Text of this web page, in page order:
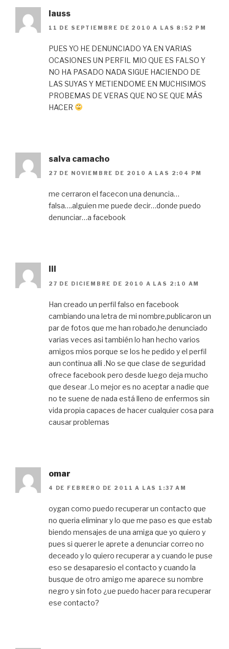
lauss
11 DE SEPTIEMBRE DE 2010 A LAS 8:52 PM
PUES YO HE DENUNCIADO YA EN VARIAS
OCASIONES UN PERFIL MIO QUE ES FALSO Y
NO HA PASADO NADA SIGUE HACIENDO DE
LAS SUYAS Y METIENDOME EN MUCHISIMOS
PROBEMAS DE VERAS QUE NO SE QUE MÁS
HACER
salva camacho
27 DE NOVIEMBRE DE 2010 A LAS 2:04 PM
me cerraron el facecon una denuncia…
falsa….alguien me puede decir…donde puedo
denunciar…a facebook
lil
27 DE DICIEMBRE DE 2010 A LAS 2:10 AM
Han creado un perfil falso en facebook
cambiando una letra de mi nombre,publicaron un
par de fotos que me han robado,he denunciado
varias veces asi también lo han hecho varios
amigos mios porque se los he pedido y el perfil
aun continua alli .No se que clase de seguridad
ofrece facebook pero desde luego deja mucho
que desear .Lo mejor es no aceptar a nadie que
no te suene de nada está lleno de enfermos sin
vida propia capaces de hacer cualquier cosa para
causar problemas
omar
4 DE FEBRERO DE 2011 A LAS 1:37 AM
oygan como puedo recuperar un contacto que
no queria eliminar y lo que me paso es que estab
biendo mensajes de una amiga que yo quiero y
pues si querer le aprete a denunciar correo no
deceado y lo quiero recuperar a y cuando le puse
eso se desaparesio el contacto y cuando la
busque de otro amigo me aparece su nombre
negro y sin foto ¿ue puedo hacer para recuperar
ese contacto?